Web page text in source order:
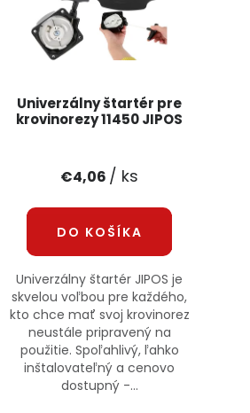
Servis náradia
Doprava a platba
Kontakty
Reklamačný formulár
Obchodné podmienky
Podmienky ochrany osobných údajov
Přihlášení
Univerzálny štartér pre
krovinorezy 11450 JIPOS
€4,06 / ks
DO KOŠÍKA
Univerzálny štartér JIPOS je
skvelou voľbou pre každého,
kto chce mať svoj krovinorez
neustále pripravený na
použitie. Spoľahlivý, ľahko
inštalovateľný a cenovo
dostupný -...